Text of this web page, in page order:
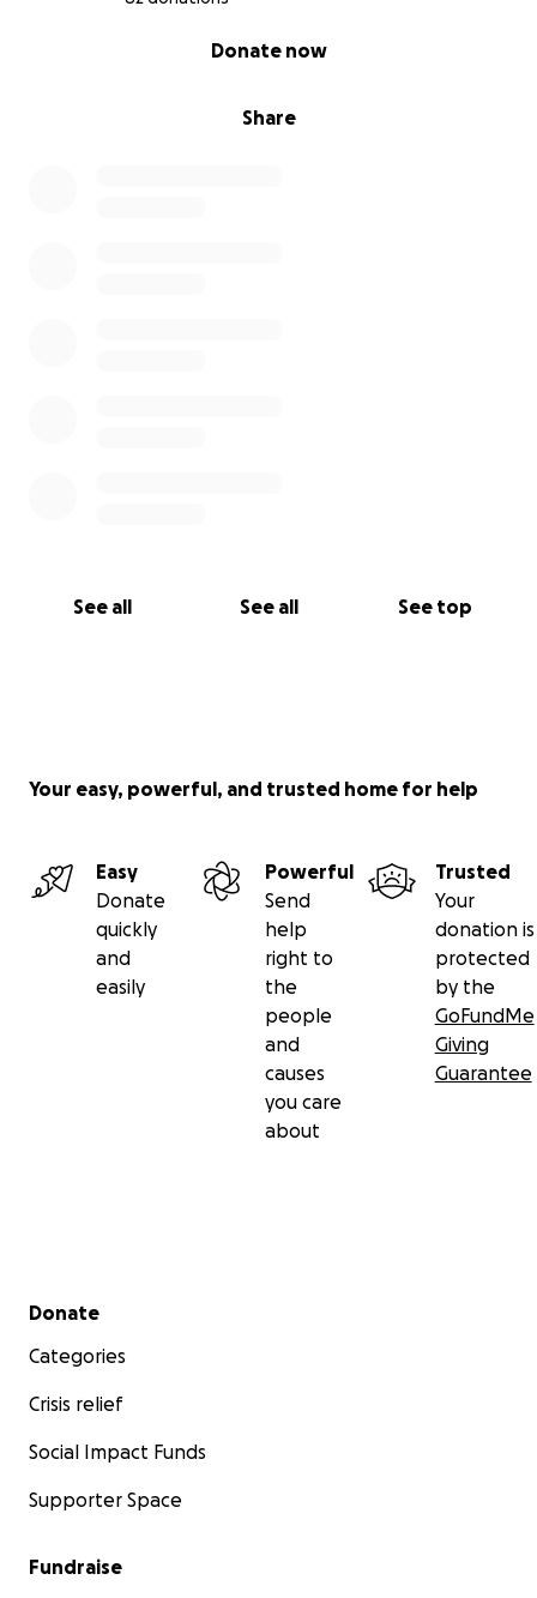
Share
Donate now
See all See all See top
Your easy, powerful, and trusted home for help
Easy
Donate
quickly
and
easily
Powerful
Send
help
right to
the
people
and
causes
you care
about
Trusted
Your
donation is
protected
by the
GoFundMe
Giving
Guarantee
Secondary menu
Donate
Categories
Crisis relief
Social Impact Funds
Supporter Space
Fundraise